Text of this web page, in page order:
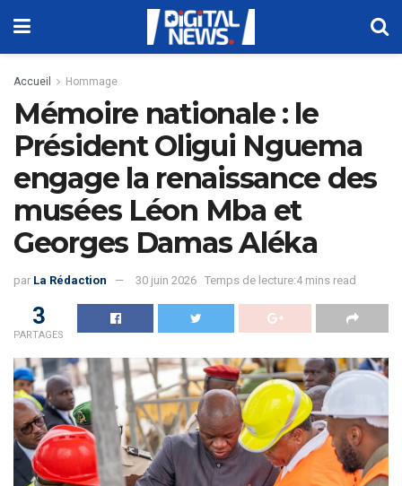
Accueil Hommage
Mémoire nationale : le
Président Oligui Nguema
engage la renaissance des
musées Léon Mba et
Georges Damas Aléka
par La Rédaction 30 juin 2026 Temps de lecture:4 mins read
3
PARTAGES